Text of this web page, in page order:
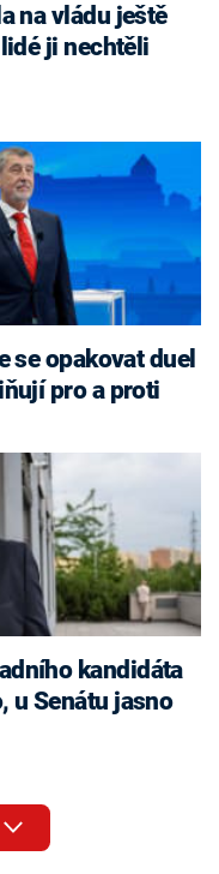
na vládu ještě
ji nechtěli
pro a proti
kandidáta
u Senátu jasno